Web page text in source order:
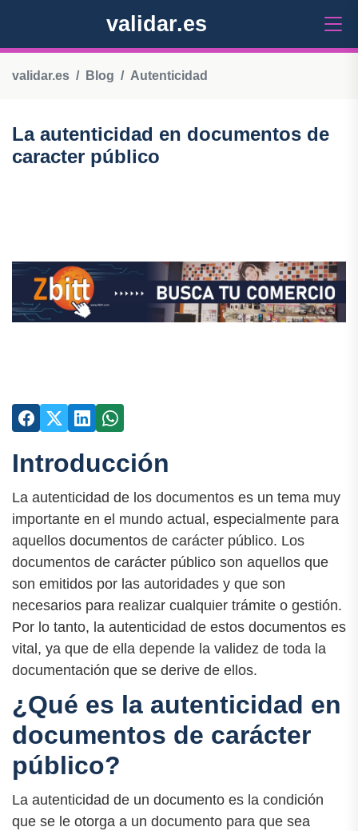
validar.es
validar.es Blog Autenticidad
La autenticidad en documentos de
caracter público
Introducción
La autenticidad de los documentos es un tema muy
importante en el mundo actual, especialmente para
aquellos documentos de carácter público. Los
documentos de carácter público son aquellos que
son emitidos por las autoridades y que son
necesarios para realizar cualquier trámite o gestión.
Por lo tanto, la autenticidad de estos documentos es
vital, ya que de ella depende la validez de toda la
documentación que se derive de ellos.
¿Qué es la autenticidad en
documentos de carácter
público?
La autenticidad de un documento es la condición
que se le otorga a un documento para que sea